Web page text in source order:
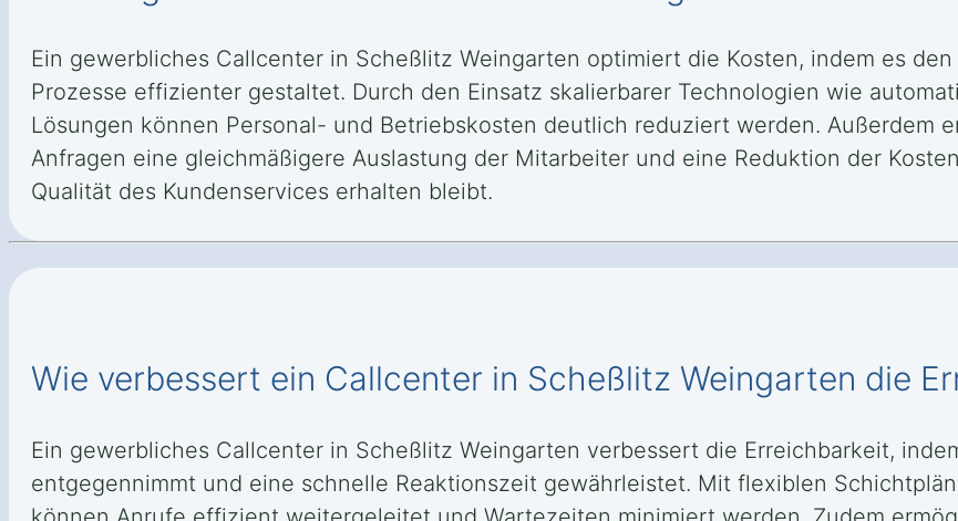
Ein gewerbliches Callcenter in Scheßlitz Weingarten optimiert die Kosten, indem es
Prozesse effizienter gestaltet. Durch den Einsatz skalierbarer Technologien wie
Lösungen können Personal- und Betriebskosten deutlich reduziert werden. Außerdem
Anfragen eine gleichmäßigere Auslastung der Mitarbeiter und eine Reduktion der
Qualität des Kundenservices erhalten bleibt.
Wie verbessert ein Callcenter in Scheßlitz Weingarten die
Ein gewerbliches Callcenter in Scheßlitz Weingarten verbessert die Erreichbarkeit,
entgegennimmt und eine schnelle Reaktionszeit gewährleistet. Mit flexiblen